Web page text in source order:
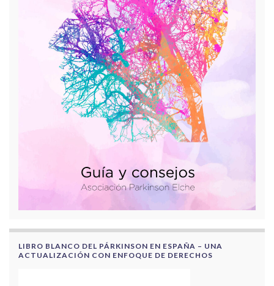
LIBRO BLANCO DEL PÁRKINSON EN ESPAÑA – UNA
ACTUALIZACIÓN CON ENFOQUE DE DERECHOS